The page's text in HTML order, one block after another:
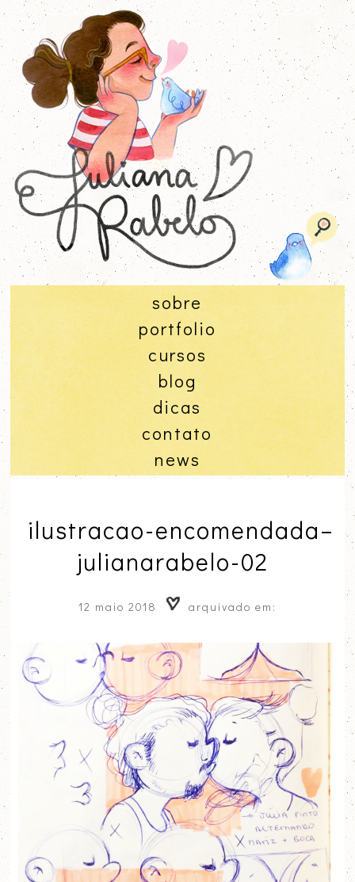
sobre
portfolio
cursos
blog
dicas
contato
news
ilustracao-encomendada–
julianarabelo-02
12 maio 2018 arquivado em: